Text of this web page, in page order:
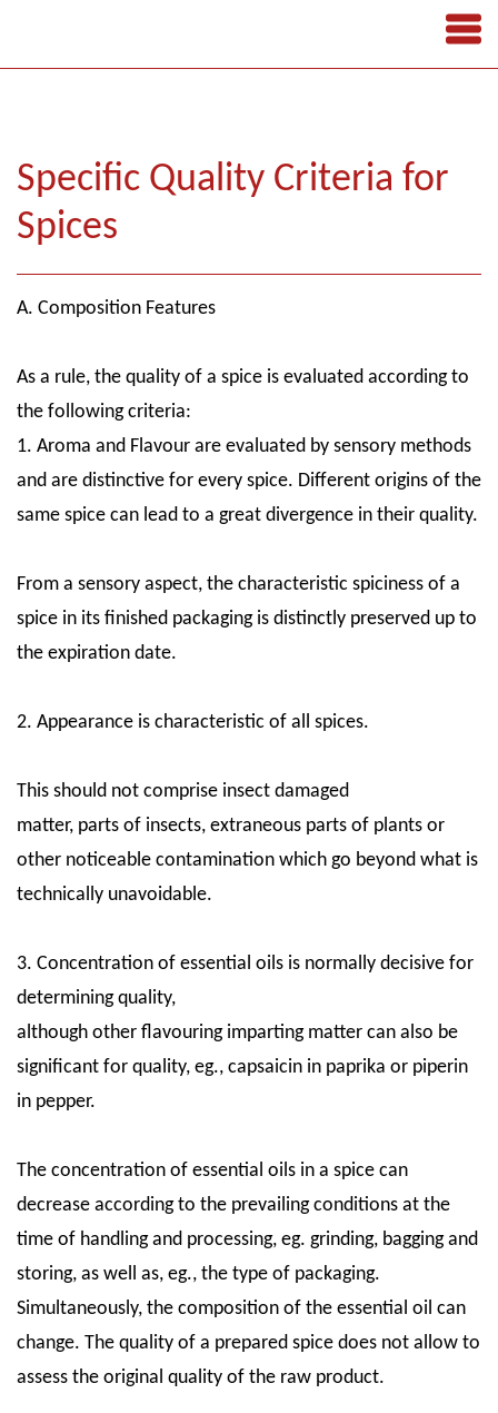
Specific Quality Criteria for
Spices
A. Composition Features
As a rule, the quality of a spice is evaluated according to
the following criteria:
1. Aroma and Flavour are evaluated by sensory methods
and are distinctive for every spice. Different origins of the
same spice can lead to a great divergence in their quality.
From a sensory aspect, the characteristic spiciness of a
spice in its finished packaging is distinctly preserved up to
the expiration date.
2. Appearance is characteristic of all spices.
This should not comprise insect damaged
matter, parts of insects, extraneous parts of plants or
other noticeable contamination which go beyond what is
technically unavoidable.
3. Concentration of essential oils is normally decisive for
determining quality,
although other flavouring imparting matter can also be
significant for quality, eg., capsaicin in paprika or piperin
in pepper.
The concentration of essential oils in a spice can
decrease according to the prevailing conditions at the
time of handling and processing, eg. grinding, bagging and
storing, as well as, eg., the type of packaging.
Simultaneously, the composition of the essential oil can
change. The quality of a prepared spice does not allow to
assess the original quality of the raw product.